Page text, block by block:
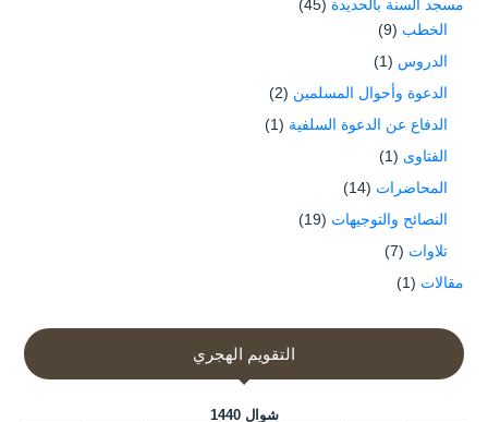
مسجد السنة بالحديدة (45)
الخطب (9)
الدروس (1)
الدعوة وأحوال المسلمين (2)
الدفاع عن الدعوة السلفية (1)
الفتاوى (1)
المحاضرات (14)
النصائح والتوجيهات (19)
تلاوات (7)
مقالات (1)
التقويم الهجري
شوال 1440